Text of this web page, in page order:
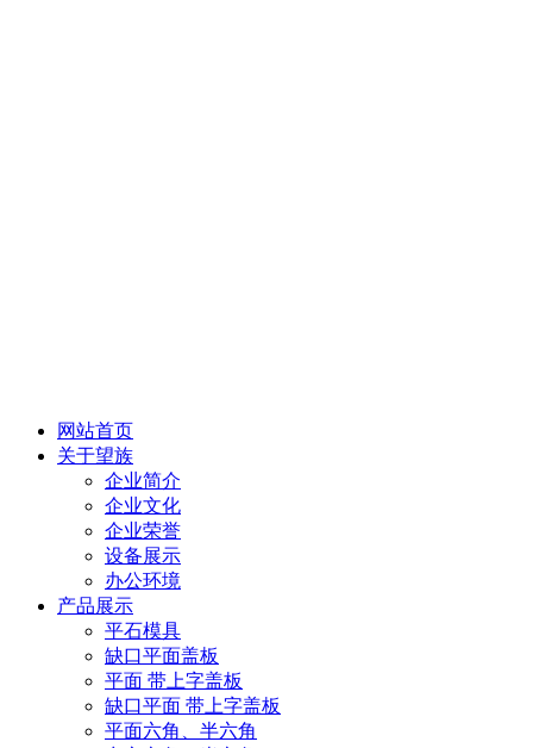
网站首页
关于望族
企业简介
企业文化
企业荣誉
设备展示
办公环境
产品展示
平石模具
缺口平面盖板
平面 带上字盖板
缺口平面 带上字盖板
平面六角、半六角